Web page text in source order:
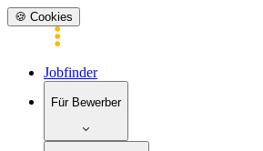
🍪 Cookies
Jobfinder
Für Bewerber